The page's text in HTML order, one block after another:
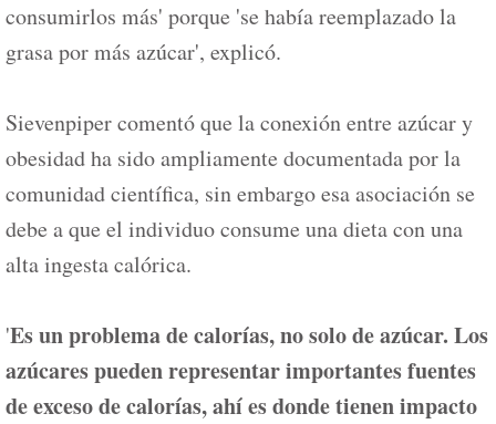
consumirlos más' porque 'se había reemplazado la
grasa por más azúcar', explicó.
Sievenpiper comentó que la conexión entre azúcar y
obesidad ha sido ampliamente documentada por la
comunidad científica, sin embargo esa asociación se
debe a que el individuo consume una dieta con una
alta ingesta calórica.
'Es un problema de calorías, no solo de azúcar. Los
azúcares pueden representar importantes fuentes
de exceso de calorías, ahí es donde tienen impacto